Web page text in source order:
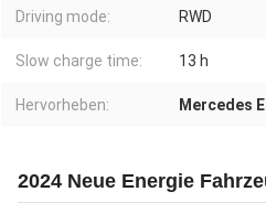
Driving mode: RWD
Slow charge time: 13 h
Hervorheben: Mercedes
2024 Neue Energie